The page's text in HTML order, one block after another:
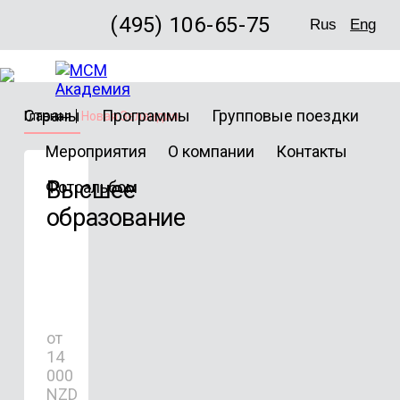
(495) 106-65-75 Rus Eng
Страны Программы
Групповые поездки
Мероприятия
О компании
Контакты
Фотоальбом
Главная Новая Зеландия
Высшее
образование
от
14
000
NZD